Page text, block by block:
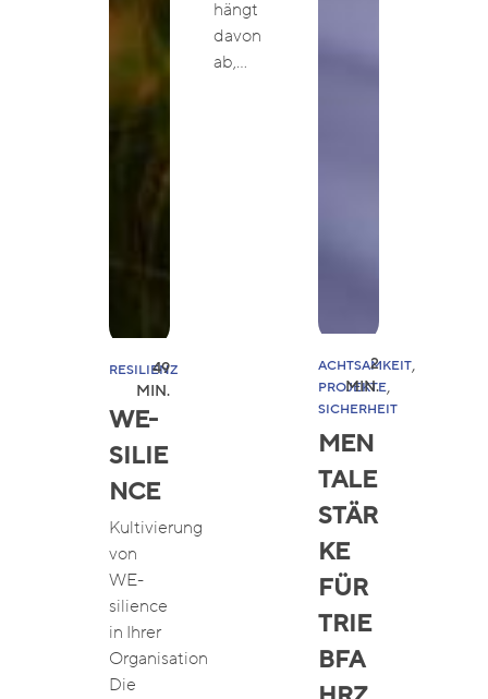
RESILIENZ
49
MIN.
WE-
SILIE
NCE
Kultivierung
von
WE-
silience
in Ihrer
Organisation
Die
hängt
davon
ab,…
ACHTSAMKEIT
PROJEKTE
SICHERHEIT
2
MIN.
MEN
TALE
STÄR
KE
FÜR
TRIE
BFA